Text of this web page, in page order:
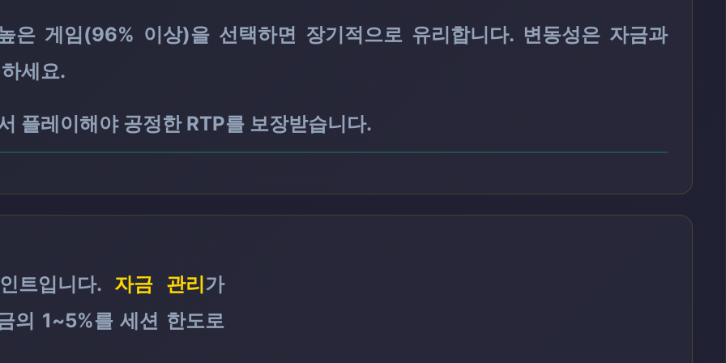
은 게임(96% 이상)을 선택하면 장기적으로 유리합니다. 변동성은 자금과
세요.
플레이해야 공정한 RTP를 보장받습니다.
트입니다. 자금 관리 가
의 1~5%를 세션 한도로